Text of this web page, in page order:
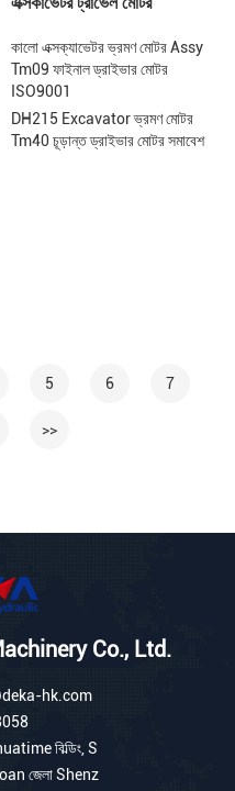
কালো এক্সক্যাভেটর ভ্রমণ মোটর Assy
Tm09 ফাইনাল ড্রাইভার মোটর
ISO9001
DH215 Excavator ভ্রমণ মোটর
Tm40 চূড়ান্ত ড্রাইভার মোটর সমাবেশ
5 6 7
>>
Co., Ltd.
hk.com
বিল্ডিং, S
জেলা Shenz